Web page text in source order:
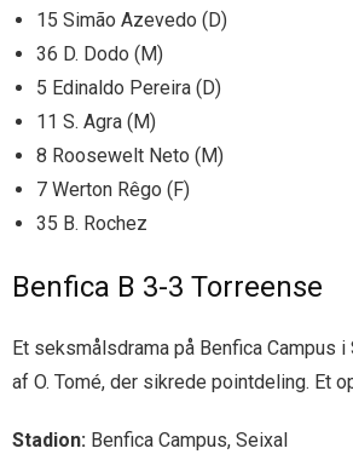
15 Simão Azevedo (D)
36 D. Dodo (M)
5 Edinaldo Pereira (D)
11 S. Agra (M)
8 Roosewelt Neto (M)
7 Werton Rêgo (F)
35 B. Rochez
Benfica B 3-3 Torreense
Et seksmålsdrama på Benfica Campus
af O. Tomé, der sikrede pointdeling.
Stadion: Benfica Campus, Seixal